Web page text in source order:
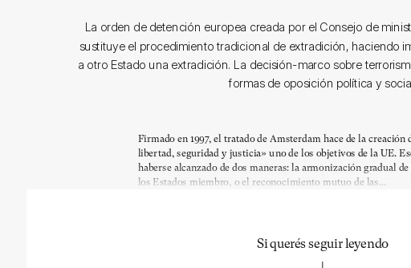
La orden de detención europea creada por el Consejo de
sustituye el procedimiento tradicional de extradición, haciendo
a otro Estado una extradición. La decisión-marco sobre
formas de oposición política y
Firmado en 1997, el tratado de Amsterdam hace de la creación
libertad, seguridad y justicia» uno de los objetivos de la UE.
haberse alcanzado de dos maneras: la armonización gradual
los Estados miembro, o el reconocimiento mutuo de las...
Si querés seguir leyendo